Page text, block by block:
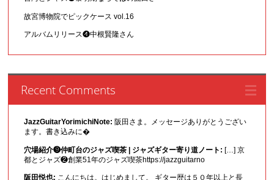
故宮博物院でピックケース vol.16
アルバムリリース❹中根賢隆さん
Recent Comments
JazzGuitarYorimichiNote: 阪田さま。メッセージありがとうござい
ます。書き込みに�
穴場紹介❾仲町台のジャズ喫茶 | ジャズギター寄り道ノート: […] 京
都とジャズ❷創業51年のジャズ喫茶https://jazzguitarno
阪田悦也: こんにちは。はじめまして。 ギター歴は５０年以上と長